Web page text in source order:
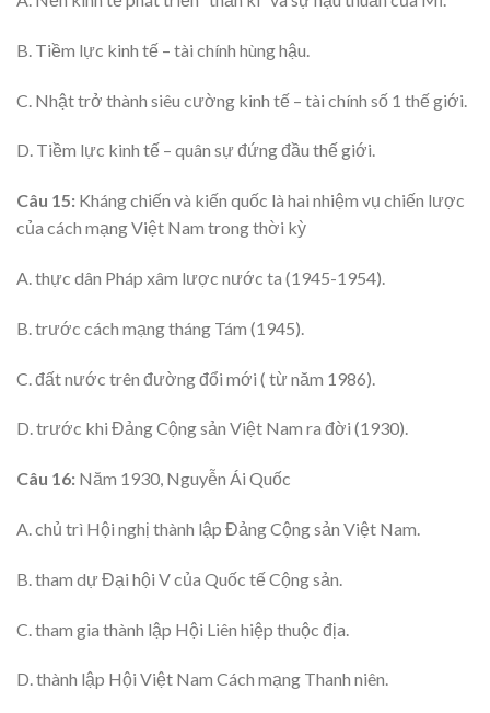
B. Tiềm lực kinh tế – tài chính hùng hậu.
C. Nhật trở thành siêu cường kinh tế – tài chính số 1 thế giới.
D. Tiềm lực kinh tế – quân sự đứng đầu thế giới.
Câu 15: Kháng chiến và kiến quốc là hai nhiệm vụ chiến lược
của cách mạng Việt Nam trong thời kỳ
A. thực dân Pháp xâm lược nước ta (1945-1954).
B. trước cách mạng tháng Tám (1945).
C. đất nước trên đường đổi mới ( từ năm 1986).
D. trước khi Đảng Cộng sản Việt Nam ra đời (1930).
Câu 16: Năm 1930, Nguyễn Ái Quốc
A. chủ trì Hội nghị thành lập Đảng Cộng sản Việt Nam.
B. tham dự Đại hội V của Quốc tế Cộng sản.
C. tham gia thành lập Hội Liên hiệp thuộc địa.
D. thành lập Hội Việt Nam Cách mạng Thanh niên.